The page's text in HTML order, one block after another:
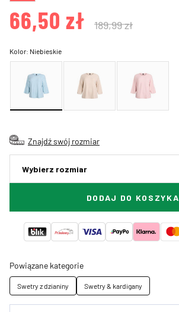
66,50 zł 189,99 zł
Kolor: Niebieskie
Znajdź swój rozmiar
Wybierz rozmiar
DODAJ DO KOSZYKA
Powiązane kategorie
Swetry z dzianiny Swetry & kardigany